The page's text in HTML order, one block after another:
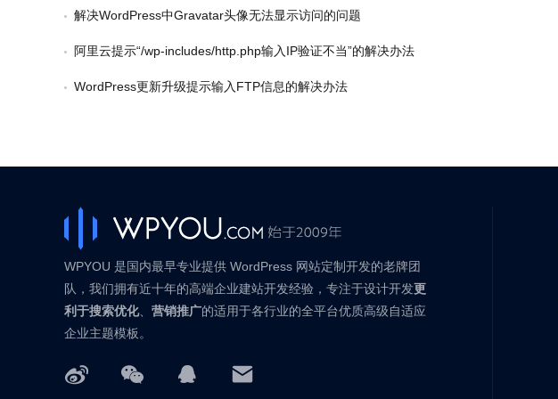
解决WordPress中Gravatar头像无法显示访问的问题
阿里云提示“/wp-includes/http.php输入IP验证不当”的解决办法
WordPress更新升级提示输入FTP信息的解决办法
WPYOU 是国内最早专业提供 WordPress 网站定制开发的老牌团
队，我们拥有近十年的高端企业建站开发经验，专注于设计开发更
利于搜索优化、 营销推广的适用于各行业的全平台优质高级自适应
企业主题模板。